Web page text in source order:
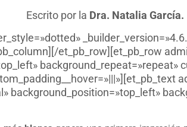
Escrito por la Dra. Natalia García.
et_pb_row][et_pb_row
background_repeat=»repeat»
background_position=»top_left»